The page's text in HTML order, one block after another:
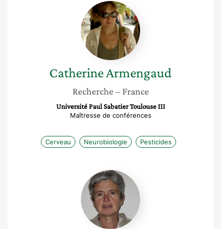
Catherine
Armengaud
CatherineArmengaud
Recherche – France
Université Paul Sabatier Toulouse III
Maîtresse de conférences
Cerveau Neurobiologie Pesticides
Bernadette
Ruelle